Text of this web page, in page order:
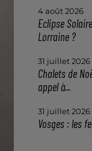
4 août 2026
Eclipse
Lorraine ?
31 juillet 2026
Chalets de
appel à...
31 juillet 2026
Vosges : les